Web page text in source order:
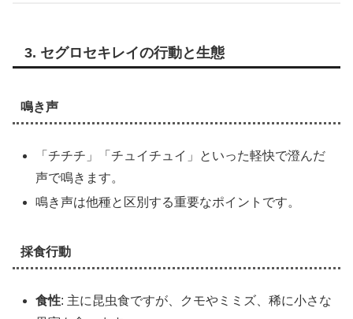
3. セグロセキレイの行動と生態
鳴き声
「チチチ」「チュイチュイ」といった軽快で澄んだ
声で鳴きます。
鳴き声は他種と区別する重要なポイントです。
採食行動
食性: 主に昆虫食ですが、クモやミミズ、稀に小さな